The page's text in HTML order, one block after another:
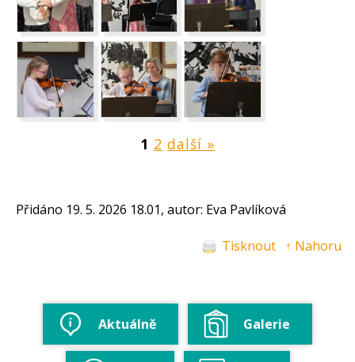
1 2 další »
Přidáno 19. 5. 2026 18.01, autor: Eva Pavlíková
Tisknout ↑ Nahoru
Aktuálně Galerie